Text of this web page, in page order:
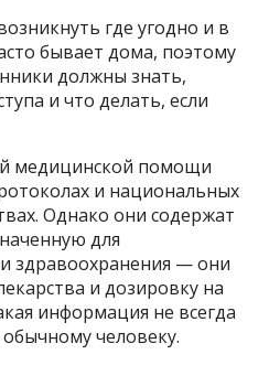
где угодно и в
бывает дома, поэтому
должны знать,
и что делать, если
медицинской помощи
и национальных
Однако они содержат
для
здравоохранения — они
и дозировку на
информация не всегда
человеку.